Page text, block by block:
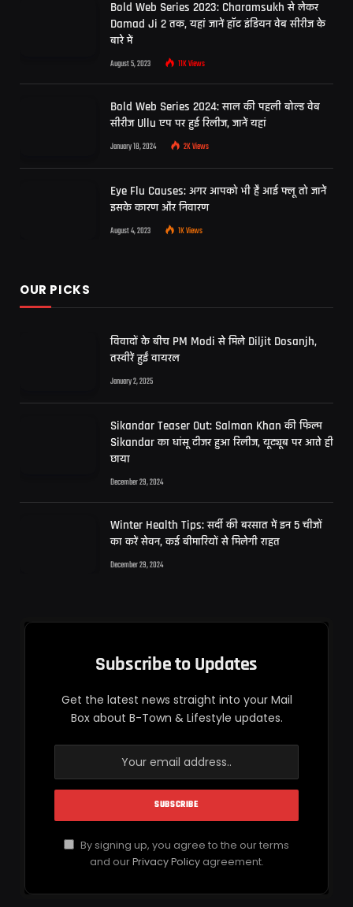
Bold Web Series 2023: Charamsukh से लेकर
Damad Ji 2 तक, यहां जानें हॉट इंडियन वेब सीरीज के
बारे में
August 5, 2023 11KViews
Bold Web Series 2024: साल की पहली बोल्ड वेब
सीरीज Ullu एप पर हुई रिलीज, जानें यहां
January 18, 2024 2KViews
Eye Flu Causes: अगर आपको भी है आई फ्लू तो जानें
इसके कारण और निवारण
August 4, 2023 1KViews
OUR PICKS
विवादों के बीच PM Modi से मिले Diljit Dosanjh,
तस्वीरें हुईं वायरल
January 2, 2025
Sikandar Teaser Out: Salman Khan की फिल्म
Sikandar का धांसू टीजर हुआ रिलीज, यूट्यूब पर आते ही
छाया
December 29, 2024
Winter Health Tips: सर्दी की बरसात में इन 5 चीजों
का करें सेवन, कई बीमारियों से मिलेगी राहत
December 29, 2024
Subscribe to Updates
Get the latest news straight into your Mail
Box about B-Town & Lifestyle updates.
By signing up, you agree to the our terms
and ourPrivacy Policyagreement.